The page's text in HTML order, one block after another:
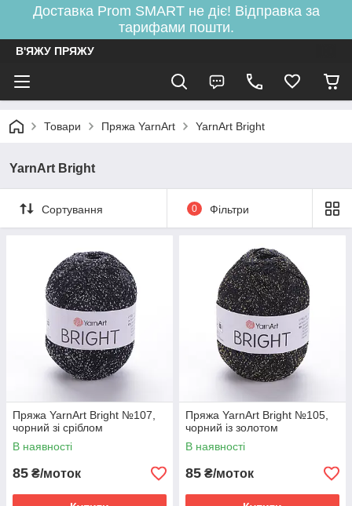
Доставка Prom SMART не діє! Відправка за
тарифами пошти.
В'ЯЖУ ПРЯЖУ
Товари Пряжа YarnArt YarnArt Bright
YarnArt Bright
Сортування 0 Фільтри
Пряжа YarnArt Bright №107,
чорний зі сріблом
В наявності
85 ₴/моток
Пряжа YarnArt Bright №105,
чорний із золотом
В наявності
85 ₴/моток